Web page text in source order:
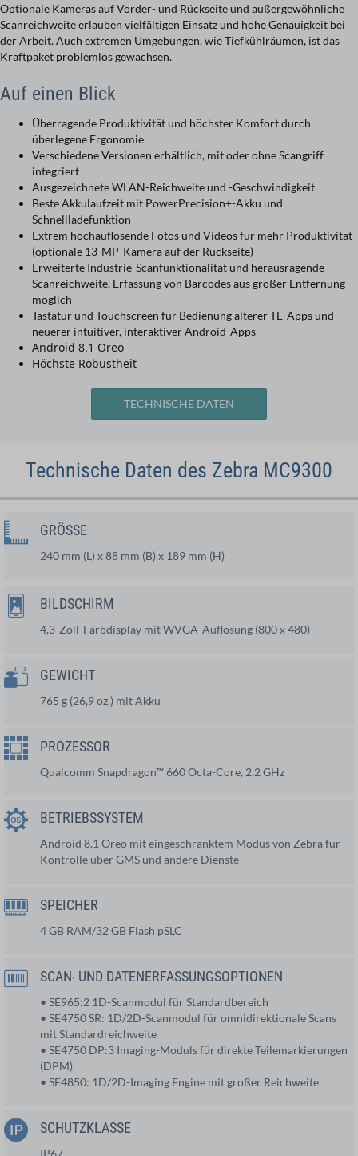
Optionale Kameras auf Vorder- und Rückseite und außergewöhnliche
Scanreichweite erlauben vielfältigen Einsatz und hohe Genauigkeit bei
der Arbeit. Auch extremen Umgebungen, wie Tiefkühlräumen, ist das
Kraftpaket problemlos gewachsen.
Auf einen Blick
Überragende Produktivität und höchster Komfort durch
überlegene Ergonomie
Verschiedene Versionen erhältlich, mit oder ohne Scangriff
integriert
Ausgezeichnete WLAN-Reichweite und -Geschwindigkeit
Beste Akkulaufzeit mit PowerPrecision+-Akku und
Schnellladefunktion
Extrem hochauflösende Fotos und Videos für mehr Produktivität
(optionale 13-MP-Kamera auf der Rückseite)
Erweiterte Industrie-Scanfunktionalität und herausragende
Scanreichweite, Erfassung von Barcodes aus großer Entfernung
möglich
Tastatur und Touchscreen für Bedienung älterer TE-Apps und
neuerer intuitiver, interaktiver Android-Apps
Android 8.1 Oreo
Höchste Robustheit
TECHNISCHE DATEN
Technische Daten des Zebra MC9300
GRÖSSE
240 mm (L) x 88 mm (B) x 189 mm (H)
BILDSCHIRM
4,3-Zoll-Farbdisplay mit WVGA-Auflösung (800 x 480)
GEWICHT
765 g (26,9 oz.) mit Akku
PROZESSOR
Qualcomm Snapdragon™ 660 Octa-Core, 2,2 GHz
BETRIEBSSYSTEM
Android 8.1 Oreo mit eingeschränktem Modus von Zebra für
Kontrolle über GMS und andere Dienste
SPEICHER
4 GB RAM/32 GB Flash pSLC
SCAN- UND DATENERFASSUNGSOPTIONEN
• SE965:2 1D-Scanmodul für Standardbereich
• SE4750 SR: 1D/2D-Scanmodul für omnidirektionale Scans
mit Standardreichweite
• SE4750 DP:3 Imaging-Moduls für direkte Teilemarkierungen
(DPM)
• SE4850: 1D/2D-Imaging Engine mit großer Reichweite
SCHUTZKLASSE
IP67